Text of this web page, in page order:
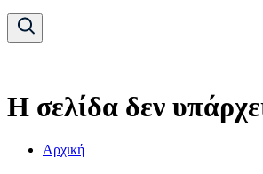
Η σελίδα δεν
Αρχική